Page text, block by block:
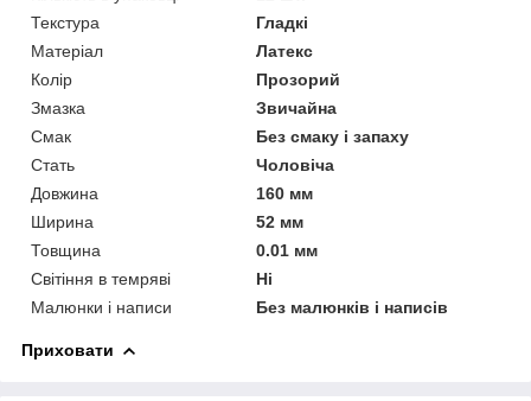
Текстура
Гладкі
Матеріал
Латекс
Колір
Прозорий
Змазка
Звичайна
Смак
Без смаку і запаху
Стать
Чоловіча
Довжина
160 мм
Ширина
52 мм
Товщина
0.01 мм
Світіння в темряві
Ні
Малюнки і написи
Без малюнків і написів
Приховати